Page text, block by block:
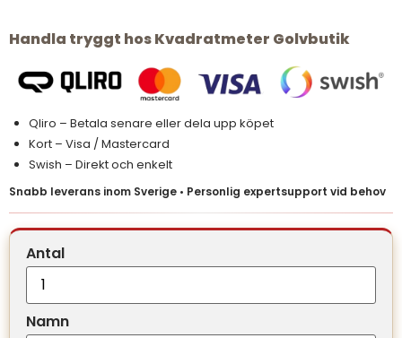
Handla tryggt hos Kvadratmeter Golvbutik
Qliro – Betala senare eller dela upp köpet
Kort – Visa / Mastercard
Swish – Direkt och enkelt
Snabb leverans inom Sverige • Personlig expertsupport vid behov
Antal
Namn